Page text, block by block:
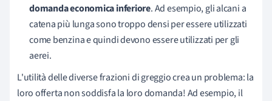
domanda economica inferiore. Ad esempio, gli alcani a
catena più lunga sono troppo densi per essere utilizzati
come benzina e quindi devono essere utilizzati per gli
aerei.
L'utilità delle diverse frazioni di greggio crea un problema: la
loro offerta non soddisfa la loro domanda! Ad esempio, il